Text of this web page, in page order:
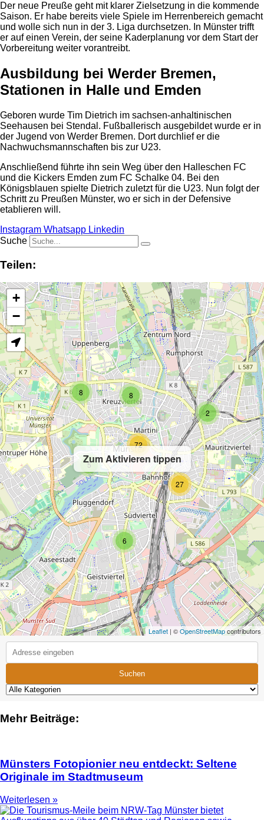
Der neue Preuße geht mit klarer Zielsetzung in die kommende
Saison. Er habe bereits viele Spiele im Herrenbereich gemacht
und wolle sich nun in der 3. Liga durchsetzen. In Münster trifft
er auf einen Verein, der seine Kaderplanung vor dem Start der
Vorbereitung weiter vorantreibt.
Ausbildung bei Werder Bremen,
Stationen in Halle und Emden
Geboren wurde Tim Dietrich im sachsen-anhaltinischen
Seehausen bei Stendal. Fußballerisch ausgebildet wurde er in
der Jugend von Werder Bremen. Dort durchlief er die
Nachwuchsmannschaften bis zur U23.
Anschließend führte ihn sein Weg über den Halleschen FC
und die Kickers Emden zum FC Schalke 04. Bei den
Königsblauen spielte Dietrich zuletzt für die U23. Nun folgt der
Schritt zu Preußen Münster, wo er sich in der Defensive
etablieren will.
Instagram Whatsapp Linkedin
Suche
Teilen:
Zum Aktivieren tippen
2
8
6
8
27
5
72
+
−
Leaflet | ©OpenStreetMapcontributors
Suchen
Mehr Beiträge:
Münsters Fotopionier neu entdeckt: Seltene
Originale im Stadtmuseum
Weiterlesen »